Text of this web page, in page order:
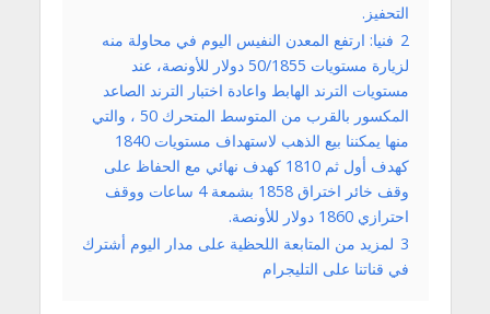
التحفيز.
2 فنيا: ارتفع المعدن النفيس اليوم في محاولة منه
لزيارة مستويات 50/1855 دولار للأونصة، عند
مستويات الترند الهابط واعادة اختبار الترند الصاعد
المكسور بالقرب من المتوسط المتحرك 50 ، والتي
منها يمكننا بيع الذهب لاستهداف مستويات 1840
كهدف أول ثم 1810 كهدف نهائي مع الحفاظ على
وقف خائر اختراق 1858 بشمعة 4 ساعات ووقف
احترازي 1860 دولار للأونصة.
3 لمزيد من المتابعة اللحظية على مدار اليوم أشترك
في قناتنا على التليجرام